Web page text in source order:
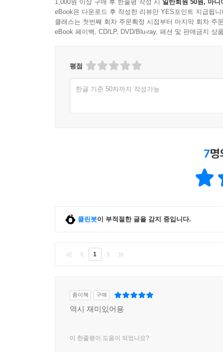
1,000원 이상 구매 후 한줄평 작성 시 일반회원 50원, 마니
eBook은 다운로드 후 작성한 리뷰만 YES포인트 지급됩니
클래스는 첫번째 회차 주문확정 시점부터 마지막 회차 주
eBook 페이백, CD/LP, DVD/Blu-ray, 패션 및 판매금지 상
평점
한글 기준 50자까지 작성가능
7
클린봇이 부적절한 글을 감지 중입니다.
1
종이책 구매
역시 재미있어용
이 한줄평이 도움이 되었나요?